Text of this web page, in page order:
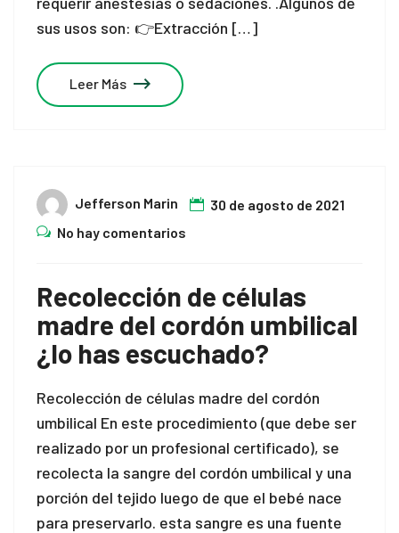
sus usos son: 👉Extracción […]
Leer Más
Jefferson Marin
30 de agosto de 2021
No hay comentarios
Recolección de células
madre del cordón umbilical
¿lo has escuchado?
Recolección de células madre del cordón
umbilical En este procedimiento (que debe ser
realizado por un profesional certificado), se
recolecta la sangre del cordón umbilical y una
porción del tejido luego de que el bebé nace
para preservarlo. esta sangre es una fuente